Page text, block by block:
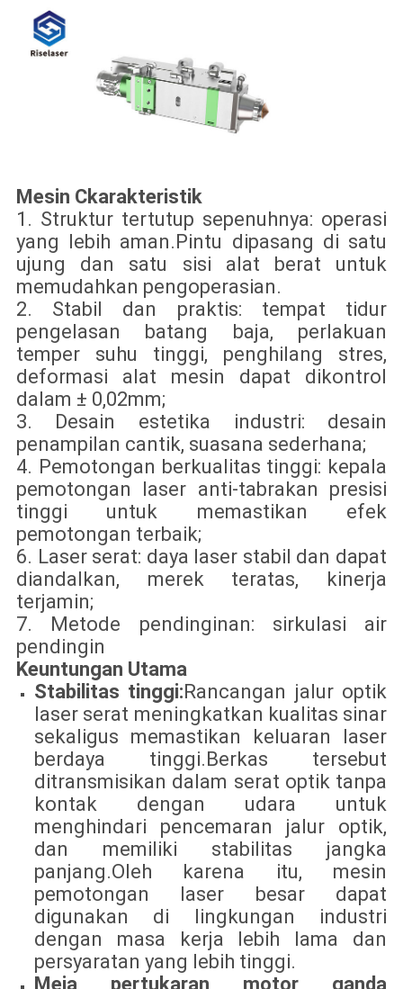
Mesin Ckarakteristik
1. Struktur tertutup sepenuhnya: operasi
yang lebih aman.Pintu dipasang di satu
ujung dan satu sisi alat berat untuk
memudahkan pengoperasian.
2. Stabil dan praktis: tempat tidur
pengelasan batang baja, perlakuan
temper suhu tinggi, penghilang stres,
deformasi alat mesin dapat dikontrol
dalam ± 0,02mm;
3. Desain estetika industri: desain
penampilan cantik, suasana sederhana;
4. Pemotongan berkualitas tinggi: kepala
pemotongan laser anti-tabrakan presisi
tinggi untuk memastikan efek
pemotongan terbaik;
6. Laser serat: daya laser stabil dan dapat
diandalkan, merek teratas, kinerja
terjamin;
7. Metode pendinginan: sirkulasi air
pendingin
Keuntungan Utama
Stabilitas tinggi:Rancangan jalur optik
laser serat meningkatkan kualitas sinar
sekaligus memastikan keluaran laser
berdaya tinggi.Berkas tersebut
ditransmisikan dalam serat optik tanpa
kontak dengan udara untuk
menghindari pencemaran jalur optik,
dan memiliki stabilitas jangka
panjang.Oleh karena itu, mesin
pemotongan laser besar dapat
digunakan di lingkungan industri
dengan masa kerja lebih lama dan
persyaratan yang lebih tinggi.
Meja pertukaran motor ganda